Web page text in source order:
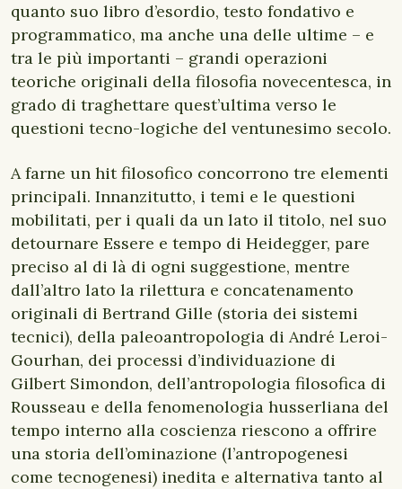
quanto suo libro d’esordio, testo fondativo e
programmatico, ma anche una delle ultime – e
tra le più importanti – grandi operazioni
teoriche originali della filosofia novecentesca, in
grado di traghettare quest’ultima verso le
questioni tecno-logiche del ventunesimo secolo.
A farne un hit filosofico concorrono tre elementi
principali. Innanzitutto, i temi e le questioni
mobilitati, per i quali da un lato il titolo, nel suo
detournare Essere e tempo di Heidegger, pare
preciso al di là di ogni suggestione, mentre
dall’altro lato la rilettura e concatenamento
originali di Bertrand Gille (storia dei sistemi
tecnici), della paleoantropologia di André Leroi-
Gourhan, dei processi d’individuazione di
Gilbert Simondon, dell’antropologia filosofica di
Rousseau e della fenomenologia husserliana del
tempo interno alla coscienza riescono a offrire
una storia dell’ominazione (l’antropogenesi
come tecnogenesi) inedita e alternativa tanto al